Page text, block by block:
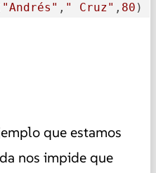
"Andrés" , " Cruz" , 80 )
que estamos
nos impide que